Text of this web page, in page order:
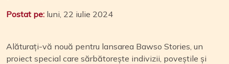
Postat pe: luni, 22 iulie 2024
Alăturați-vă nouă pentru lansarea Bawso Stories, un
proiect special care sărbătorește indivizii, poveștile și